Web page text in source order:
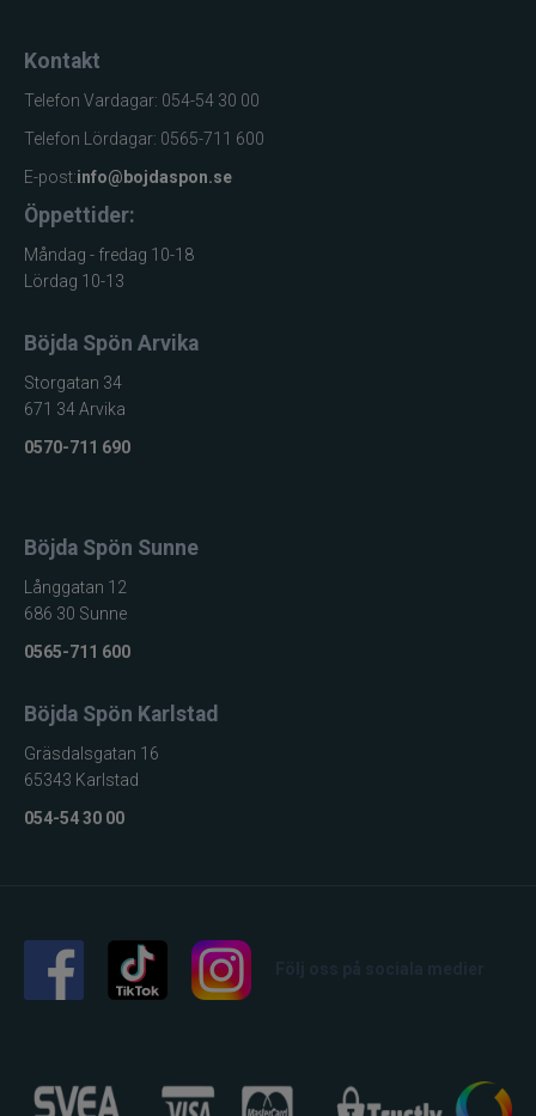
Jarvis Marine
Kamasan
Kanalgratis
Kero
LureLock
Martiini
Maxximus
Mustad
Nils Master
Kontakt
Telefon Vardagar: 054-54 30 00
Telefon Lördagar: 0565-711 600
E-post:info@bojdaspon.se
Öppettider:
Måndag - fredag 10-18
Lördag 10-13
Böjda Spön Arvika
Storgatan 34
671 34 Arvika
0570-711 690
Böjda Spön Sunne
Långgatan 12
686 30 Sunne
0565-711 600
Böjda Spön Karlstad
Gräsdalsgatan 16
65343 Karlstad
054-54 30 00